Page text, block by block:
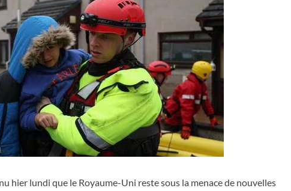
hier lundi que le Royaume-Uni reste sous la menace de nouvelles